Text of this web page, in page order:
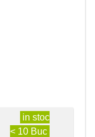
in stoc
< 10 Buc